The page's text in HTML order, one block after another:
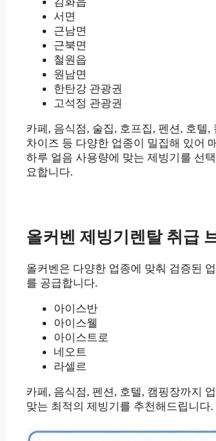
서면
근남면
근북면
철원읍
원남면
한탄강 관광권
고석정 관광권
카페, 음식점, 술집, 호프집, 펜션, 호텔,
차이즈 등 다양한 업종이 밀집해 있어
하루 얼음 사용량에 맞는 제빙기를 선
요합니다.
올커벤 제빙기렌탈 취급
올커벤은 다양한 업종에 맞춰 검증된 업
를 공급합니다.
아이스반
아이스웰
아이스트로
네오트
라셀르
카페, 음식점, 펜션, 호텔, 캠핑장까지
맞는 최적의 제빙기를 추천해드립니다.